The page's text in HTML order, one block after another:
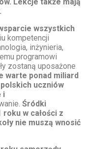
wszystkich
kompetencji
inżynieria,
programowi
zostaną uposażone
warte ponad miliard
uczniów
i
Śródki
w całości z
nie muszą wnosić